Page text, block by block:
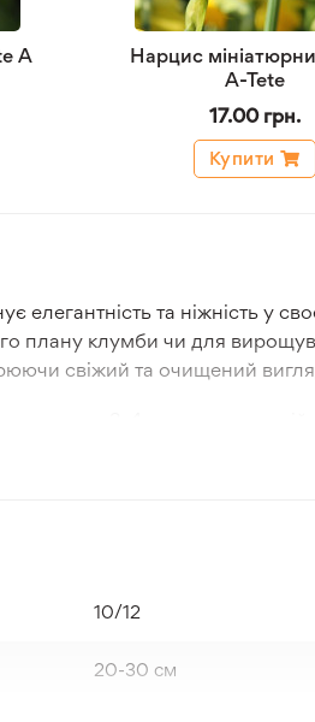
A
Нарцис
A-Tete
17.00 грн.
Купити
елегантність та ніжність у
клумби чи для
свіжий та очищений
щоб забезпечити достатній
нормальної якості та
10/12
20-30 см